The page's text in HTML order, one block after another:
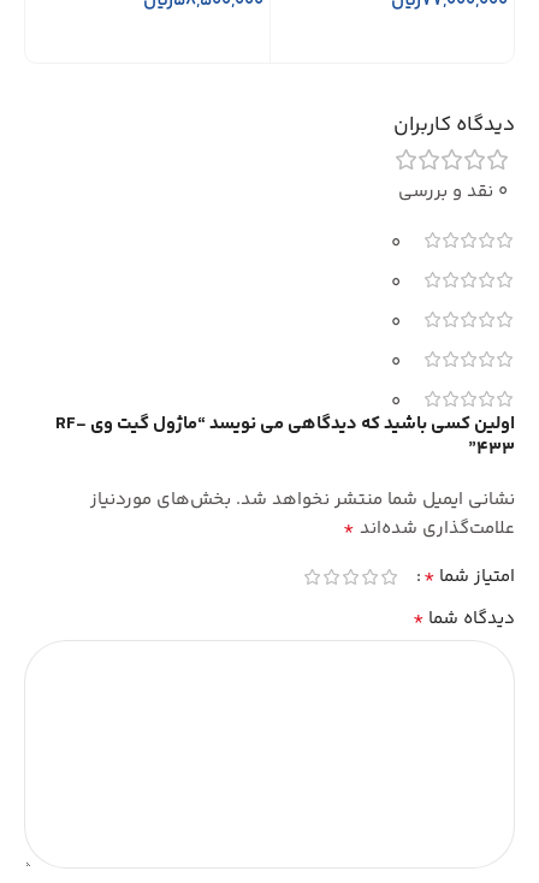
دیدگاه کاربران
0 نقد و بررسی
0
0
0
0
0
اولین کسی باشید که دیدگاهی می نویسد “ماژول گیت وی RF-
433”
نشانی ایمیل شما منتشر نخواهد شد. بخش‌های موردنیاز
علامت‌گذاری شده‌اند *
امتیاز شما *
دیدگاه شما *